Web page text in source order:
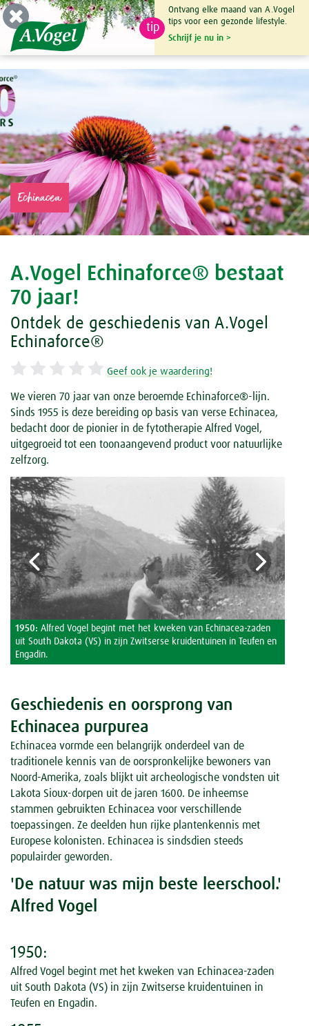
Echinacea
A.Vogel Echinaforce® bestaat
70 jaar!
Ontdek de geschiedenis van A.Vogel
Echinaforce®
Geef ook je waardering!
We vieren 70 jaar van onze beroemde Echinaforce®-lijn.
Sinds 1955 is deze bereiding op basis van verse Echinacea,
bedacht door de pionier in de fytotherapie Alfred Vogel,
uitgegroeid tot een toonaangevend product voor natuurlijke
zelfzorg.
Previous
1950: Alfred Vogel begint met het kweken van Echinacea-zaden
uit South Dakota (VS) in zijn Zwitserse kruidentuinen in Teufen en
Engadin.
Next
Geschiedenis en oorsprong van
Echinacea purpurea
Echinacea vormde een belangrijk onderdeel van de
traditionele kennis van de oorspronkelijke bewoners van
Noord-Amerika, zoals blijkt uit archeologische vondsten uit
Lakota Sioux-dorpen uit de jaren 1600. De inheemse
stammen gebruikten Echinacea voor verschillende
toepassingen. Ze deelden hun rijke plantenkennis met
Europese kolonisten. Echinacea is sindsdien steeds
populairder geworden.
'De natuur was mijn beste leerschool.'
Alfred Vogel
1950:
Alfred Vogel begint met het kweken van Echinacea-zaden
uit South Dakota (VS) in zijn Zwitserse kruidentuinen in
Teufen en Engadin.
tip
Ontvang elke maand van A.Vogel
tips voor een gezonde lifestyle.
Schrijf je nu in >